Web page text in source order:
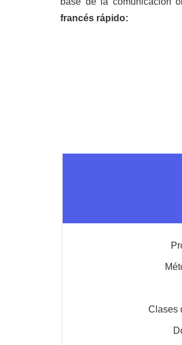
francés rápido:
Clases